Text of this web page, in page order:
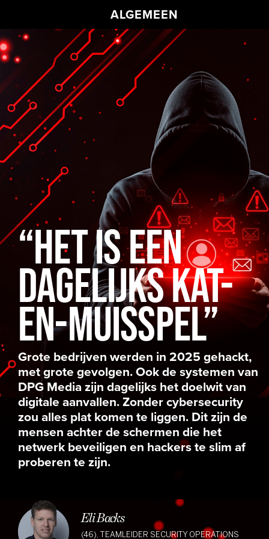
ALGEMEEN
“HET IS EEN
DAGELIJKS KAT-
EN-MUISSPEL”
Grote bedrijven werden in 2025 gehackt,
met grote gevolgen. Ook de systemen van
DPG Media zijn dagelijks het doelwit van
digitale aanvallen. Zonder cybersecurity
zou alles plat komen te liggen. Dit zijn de
mensen achter de schermen die het
netwerk beveiligen en hackers te slim af
proberen te zijn.
Eli Backs
(46), TEAMLEIDER SECURITY OPERATIONS